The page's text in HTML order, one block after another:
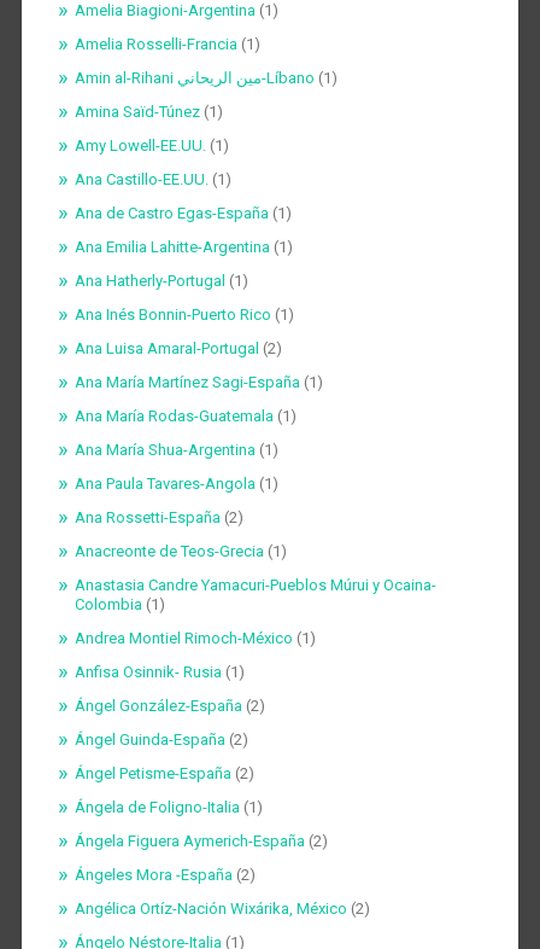
Amelia Biagioni-Argentina(1)
Amelia Rosselli-Francia(1)
Amin al-Rihani مين الريحاني-Líbano (1)
Amina Saïd-Túnez(1)
Amy Lowell-EE.UU.(1)
Ana Castillo-EE.UU.(1)
Ana de Castro Egas-España(1)
Ana Emilia Lahitte-Argentina(1)
Ana Hatherly-Portugal (1)
Ana Inés Bonnin-Puerto Rico (1)
Ana Luisa Amaral-Portugal (2)
Ana María Martínez Sagi-España(1)
Ana María Rodas-Guatemala(1)
Ana María Shua-Argentina(1)
Ana Paula Tavares-Angola(1)
Ana Rossetti-España(2)
Anacreonte de Teos-Grecia(1)
Anastasia Candre Yamacuri-Pueblos Múrui y Ocaina-
Colombia(1)
Andrea Montiel Rimoch-México (1)
Anfisa Osinnik- Rusia(1)
Ángel González-España(2)
Ángel Guinda-España(2)
Ángel Petisme-España(2)
Ángela de Foligno-Italia(1)
Ángela Figuera Aymerich-España(2)
Ángeles Mora -España(2)
Angélica Ortíz-Nación Wixárika, México (2)
Ángelo Néstore-Italia(1)